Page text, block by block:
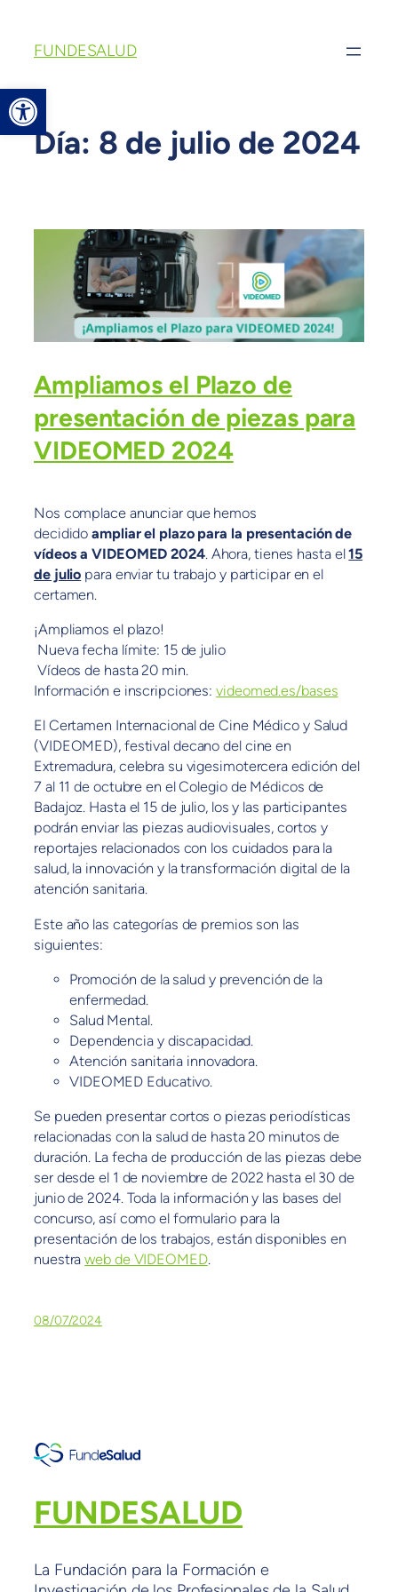
Abrir barra de herramientas
FUNDESALUD
Día: 8 de julio de 2024
Ampliamos el Plazo de
presentación de piezas para
VIDEOMED 2024
Nos complace anunciar que hemos
decididoampliar el plazo para la presentación de
vídeos a VIDEOMED 2024. Ahora, tienes hasta el15
de julio para enviar tu trabajo y participar en el
certamen.
¡Ampliamos el plazo!
Nueva fecha límite: 15 de julio
Vídeos de hasta 20 min.
Información e inscripciones:videomed.es/bases
El Certamen Internacional de Cine Médico y Salud
(VIDEOMED), festival decano del cine en
Extremadura, celebra su vigesimotercera edición del
7 al 11 de octubre en el Colegio de Médicos de
Badajoz. Hasta el 15 de julio, los y las participantes
podrán enviar las piezas audiovisuales, cortos y
reportajes relacionados con los cuidados para la
salud, la innovación y la transformación digital de la
atención sanitaria.
Este año las categorías de premios son las
siguientes:
Promoción de la salud y prevención de la
enfermedad.
Salud Mental.
Dependencia y discapacidad.
Atención sanitaria innovadora.
VIDEOMED Educativo.
Se pueden presentar cortos o piezas periodísticas
relacionadas con la salud de hasta 20 minutos de
duración. La fecha de producción de las piezas debe
ser desde el 1 de noviembre de 2022 hasta el 30 de
junio de 2024. Toda la información y las bases del
concurso, así como el formulario para la
presentación de los trabajos, están disponibles en
nuestraweb de VIDEOMED.
08/07/2024
FUNDESALUD
La Fundación para la Formación e